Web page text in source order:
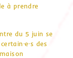
à prendre
du 5 juin se
des